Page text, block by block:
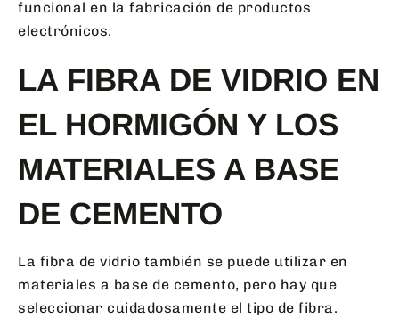
funcional en la fabricación de productos
electrónicos.
LA FIBRA DE VIDRIO EN
EL HORMIGÓN Y LOS
MATERIALES A BASE
DE CEMENTO
La fibra de vidrio también se puede utilizar en
materiales a base de cemento, pero hay que
seleccionar cuidadosamente el tipo de fibra.